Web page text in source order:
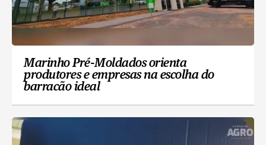
Marinho Pré-Moldados orienta
produtores e empresas na escolha do
barracão ideal